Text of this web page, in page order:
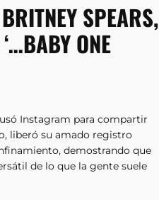
SPEARS,
ONE
Instagram para compartir
liberó su amado registro
demostrando que
de lo que la gente suele